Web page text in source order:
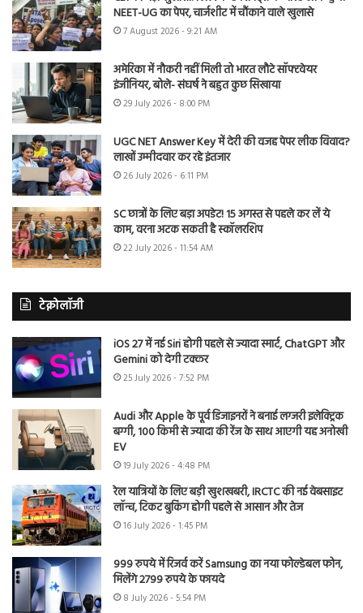
NEET-UG का पेपर, चार्जशीट में चौंकाने वाले खुलासे
7 August 2026 - 9:21 AM
अमेरिका में नौकरी नहीं मिली तो भारत लौटे सॉफ्टवेयर
इंजीनियर, बोले- संघर्ष ने बहुत कुछ सिखाया
29 July 2026 - 8:00 PM
UGC NET Answer Key में देरी की वजह पेपर लीक विवाद?
लाखों उम्मीदवार कर रहे इंतजार
26 July 2026 - 6:11 PM
SC छात्रों के लिए बड़ा अपडेट! 15 अगस्त से पहले कर लें ये
काम, वरना अटक सकती है स्कॉलरशिप
22 July 2026 - 11:54 AM
टेक्नोलॉजी
iOS 27 में नई Siri होगी पहले से ज्यादा स्मार्ट, ChatGPT और
Gemini को देगी टक्कर
25 July 2026 - 7:52 PM
Audi और Apple के पूर्व डिजाइनरों ने बनाई लग्जरी इलेक्ट्रिक
बग्गी, 100 किमी से ज्यादा की रेंज के साथ आएगी यह अनोखी
EV
19 July 2026 - 4:48 PM
रेल यात्रियों के लिए बड़ी खुशखबरी, IRCTC की नई वेबसाइट
लॉन्च, टिकट बुकिंग होगी पहले से आसान और तेज
16 July 2026 - 1:45 PM
999 रुपये में रिजर्व करें Samsung का नया फोल्डेबल फोन,
मिलेंगे 2799 रुपये के फायदे
8 July 2026 - 5:54 PM